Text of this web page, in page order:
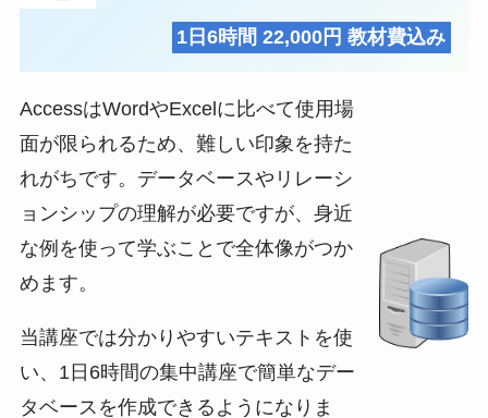
1日6時間 22,000円 教材費込み
AccessはWordやExcelに比べて使用場
面が限られるため、難しい印象を持た
れがちです。データベースやリレーシ
ョンシップの理解が必要ですが、身近
な例を使って学ぶことで全体像がつか
めます。
当講座では分かりやすいテキストを使
い、1日6時間の集中講座で簡単なデー
タベースを作成できるようになりま